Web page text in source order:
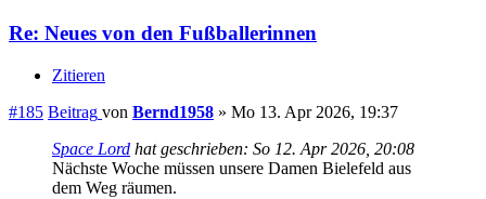
Re: Neues von den Fußballerinnen
Zitieren
#185 Beitrag von Bernd1958 » Mo 13. Apr 2026, 19:37
Space Lord hat geschrieben: So 12. Apr 2026, 20:08
Nächste Woche müssen unsere Damen Bielefeld aus
dem Weg räumen.